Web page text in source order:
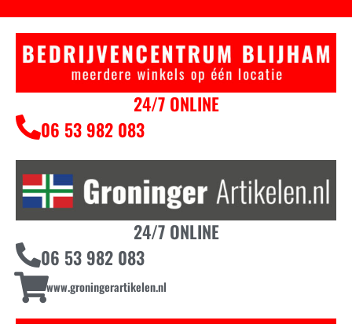
24/7 ONLINE
06 53 982 083
24/7 ONLINE
06 53 982 083
www.groningerartikelen.nl